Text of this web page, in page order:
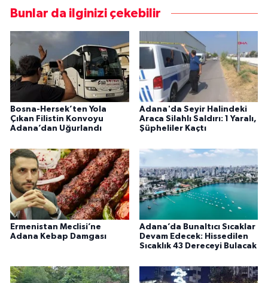
Bunlar da ilginizi çekebilir
Bosna-Hersek’ten Yola
Çıkan Filistin Konvoyu
Adana’dan Uğurlandı
Adana'da Seyir Halindeki
Araca Silahlı Saldırı: 1 Yaralı,
Şüpheliler Kaçtı
Ermenistan Meclisi’ne
Adana Kebap Damgası
Adana’da Bunaltıcı Sıcaklar
Devam Edecek: Hissedilen
Sıcaklık 43 Dereceyi Bulacak